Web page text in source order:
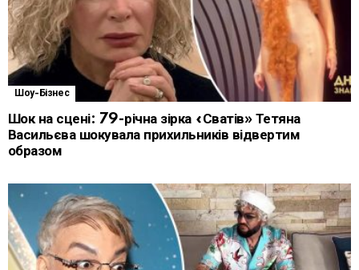
Шоу-Бізнес
Шок на сцені: 79-річна зірка «Сватів» Тетяна
Васильєва шокувала прихильників відвертим
образом